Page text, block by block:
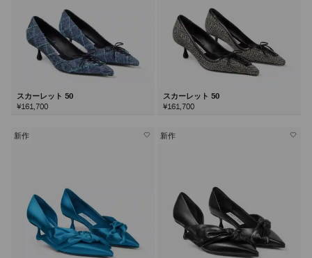
スカーレット 50
¥161,700
スカーレット 50
¥161,700
新作 新作